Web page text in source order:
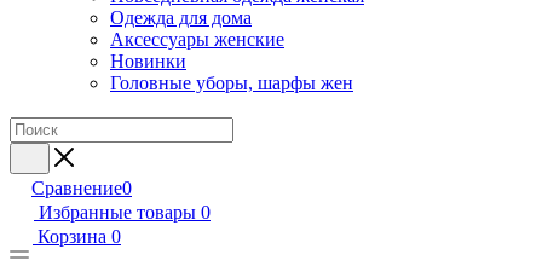
Одежда для дома
Аксессуары женские
Новинки
Головные уборы, шарфы жен
Сравнение0
Избранные товары 0
Корзина 0